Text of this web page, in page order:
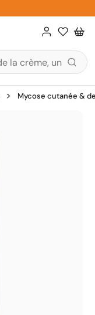
Mycose cutanée &